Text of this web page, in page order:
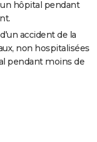
hôpital pendant
accident de la
non hospitalisées
pendant moins de